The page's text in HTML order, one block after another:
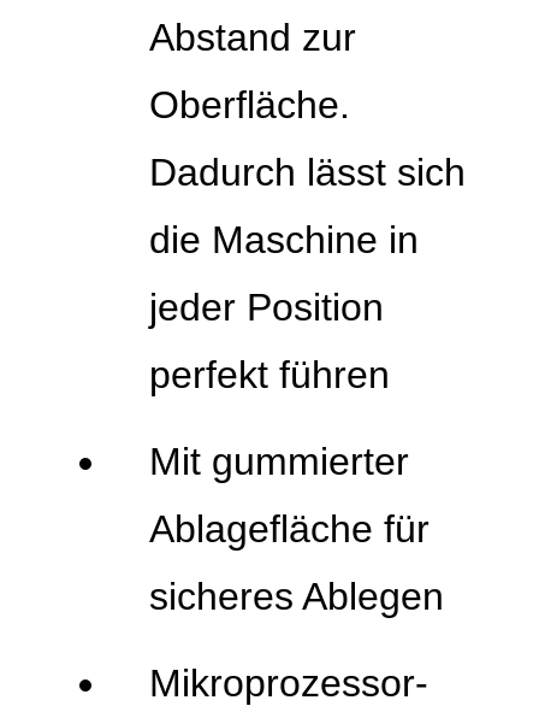
Abstand zur
Oberfläche.
Dadurch lässt sich
die Maschine in
jeder Position
perfekt führen
Mit gummierter
Ablagefläche für
sicheres Ablegen
Mikroprozessor-